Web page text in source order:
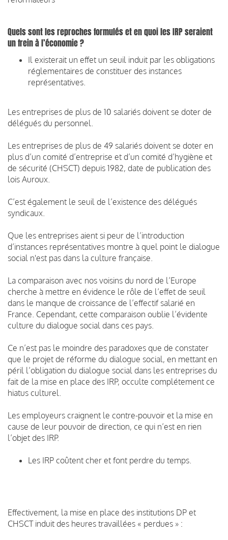
Quels sont les reproches formulés et en quoi les IRP seraient
un frein à l’économie ?
Il existerait un effet un seuil induit par les obligations
réglementaires de constituer des instances
représentatives.
Les entreprises de plus de 10 salariés doivent se doter de
délégués du personnel.
Les entreprises de plus de 49 salariés doivent se doter en
plus d’un comité d’entreprise et d’un comité d’hygiène et
de sécurité (CHSCT) depuis 1982, date de publication des
lois Auroux.
C’est également le seuil de l’existence des délégués
syndicaux.
Que les entreprises aient si peur de l’introduction
d’instances représentatives montre à quel point le dialogue
social n'est pas dans la culture française.
La comparaison avec nos voisins du nord de l’Europe
cherche à mettre en évidence le rôle de l’effet de seuil
dans le manque de croissance de l’effectif salarié en
France. Cependant, cette comparaison oublie l’évidente
culture du dialogue social dans ces pays.
Ce n’est pas le moindre des paradoxes que de constater
que le projet de réforme du dialogue social, en mettant en
péril l’obligation du dialogue social dans les entreprises du
fait de la mise en place des IRP, occulte complétement ce
hiatus culturel.
Les employeurs craignent le contre-pouvoir et la mise en
cause de leur pouvoir de direction, ce qui n’est en rien
l’objet des IRP.
Les IRP coûtent cher et font perdre du temps.
Effectivement, la mise en place des institutions DP et
CHSCT induit des heures travaillées « perdues » :